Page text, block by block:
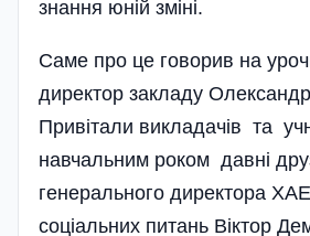
знання юній зміні.
Саме про це говорив на
директор закладу
Привітали ви­кладачів та
навчальним роком давні
генерального директора
соціальних питань Віктор